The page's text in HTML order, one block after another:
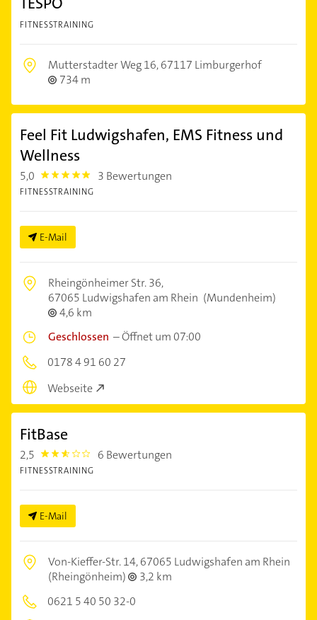
FITNESSTRAINING
Mutterstadter Weg 16,67117 Limburgerhof
734 m
Feel Fit Ludwigshafen, EMS Fitness und
Wellness
5,0 5.0 3 Bewertungen
FITNESSTRAINING
E-Mail
Rheingönheimer Str. 36,
67065 Ludwigshafen am Rhein (Mundenheim)
4,6 km
Geschlossen –Öffnet um 07:00
0178 4 91 60 27
Webseite
FitBase
2,5 2.5 6 Bewertungen
FITNESSTRAINING
E-Mail
Von-Kieffer-Str. 14,67065 Ludwigshafen am Rhein
(Rheingönheim)
3,2 km
0621 5 40 50 32-0